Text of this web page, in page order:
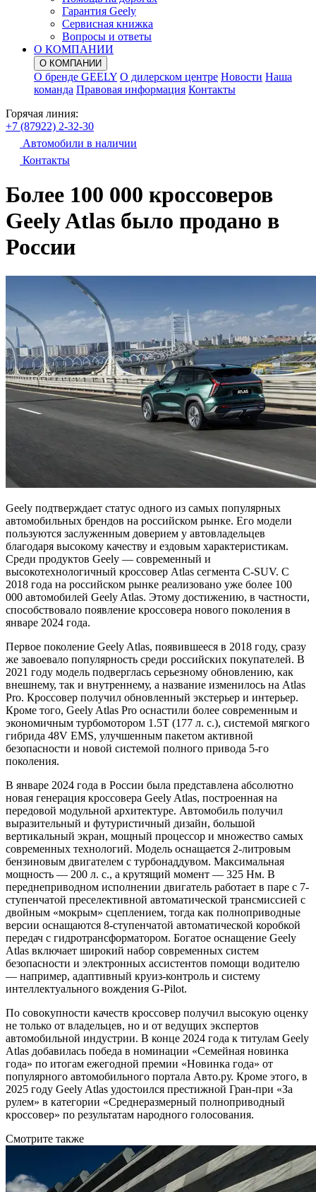
Гарантия Geely
Сервисная книжка
Вопросы и ответы
О КОМПАНИИ
О КОМПАНИИ
О бренде GEELY О дилерском центре Новости Наша
команда Правовая информация Контакты
Горячая линия:
+7 (87922) 2-32-30
Автомобили в наличии
Контакты
Более 100 000 кроссоверов
Geely Atlas было продано в
России
Geely подтверждает статус одного из самых популярных
автомобильных брендов на российском рынке. Его модели
пользуются заслуженным доверием у автовладельцев
благодаря высокому качеству и ездовым характеристикам.
Среди продуктов Geely — современный и
высокотехнологичный кроссовер Atlas сегмента C-SUV. С
2018 года на российском рынке реализовано уже более 100
000 автомобилей Geely Atlas. Этому достижению, в частности,
способствовало появление кроссовера нового поколения в
январе 2024 года.
Первое поколение Geely Atlas, появившееся в 2018 году, сразу
же завоевало популярность среди российских покупателей. В
2021 году модель подверглась серьезному обновлению, как
внешнему, так и внутреннему, а название изменилось на Atlas
Pro. Кроссовер получил обновленный экстерьер и интерьер.
Кроме того, Geely Atlas Pro оснастили более современным и
экономичным турбомотором 1.5Т (177 л. с.), системой мягкого
гибрида 48V EMS, улучшенным пакетом активной
безопасности и новой системой полного привода 5-го
поколения.
В январе 2024 года в России была представлена абсолютно
новая генерация кроссовера Geely Atlas, построенная на
передовой модульной архитектуре. Автомобиль получил
выразительный и футуристичный дизайн, большой
вертикальный экран, мощный процессор и множество самых
современных технологий. Модель оснащается 2-литровым
бензиновым двигателем с турбонаддувом. Максимальная
мощность — 200 л. с., а крутящий момент — 325 Нм. В
переднеприводном исполнении двигатель работает в паре с 7-
ступенчатой преселективной автоматической трансмиссией с
двойным «мокрым» сцеплением, тогда как полноприводные
версии оснащаются 8-ступенчатой автоматической коробкой
передач с гидротрансформатором. Богатое оснащение Geely
Atlas включает широкий набор современных систем
безопасности и электронных ассистентов помощи водителю
— например, адаптивный круиз-контроль и систему
интеллектуального вождения G-Pilot.
По совокупности качеств кроссовер получил высокую оценку
не только от владельцев, но и от ведущих экспертов
автомобильной индустрии. В конце 2024 года к титулам Geely
Atlas добавилась победа в номинации «Семейная новинка
года» по итогам ежегодной премии «Новинка года» от
популярного автомобильного портала Авто.ру. Кроме этого, в
2025 году Geely Atlas удостоился престижной Гран-при «За
рулем» в категории «Среднеразмерный полноприводный
кроссовер» по результатам народного голосования.
Смотрите также